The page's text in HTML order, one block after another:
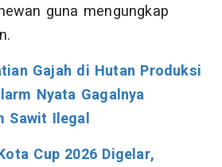
guna mengungkap
Gajah di Hutan Produksi
Nyata Gagalnya
Sawit Ilegal
Cup 2026 Digelar,